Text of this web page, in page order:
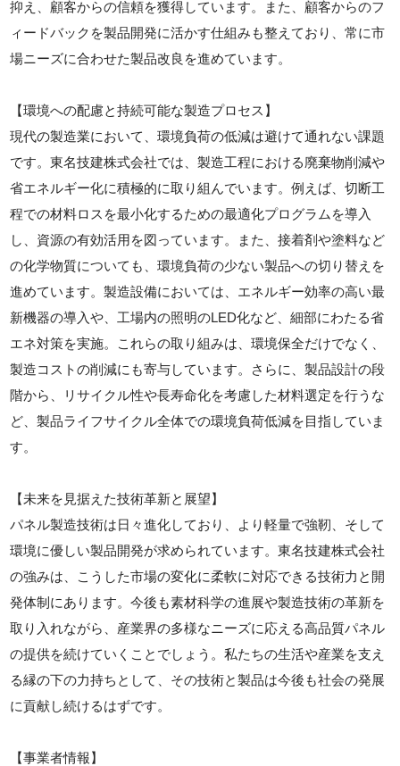
抑え、顧客からの信頼を獲得しています。また、顧客からのフ
ィードバックを製品開発に活かす仕組みも整えており、常に市
場ニーズに合わせた製品改良を進めています。
【環境への配慮と持続可能な製造プロセス】
現代の製造業において、環境負荷の低減は避けて通れない課題
です。東名技建株式会社では、製造工程における廃棄物削減や
省エネルギー化に積極的に取り組んでいます。例えば、切断工
程での材料ロスを最小化するための最適化プログラムを導入
し、資源の有効活用を図っています。また、接着剤や塗料など
の化学物質についても、環境負荷の少ない製品への切り替えを
進めています。製造設備においては、エネルギー効率の高い最
新機器の導入や、工場内の照明のLED化など、細部にわたる省
エネ対策を実施。これらの取り組みは、環境保全だけでなく、
製造コストの削減にも寄与しています。さらに、製品設計の段
階から、リサイクル性や長寿命化を考慮した材料選定を行うな
ど、製品ライフサイクル全体での環境負荷低減を目指していま
す。
【未来を見据えた技術革新と展望】
パネル製造技術は日々進化しており、より軽量で強靭、そして
環境に優しい製品開発が求められています。東名技建株式会社
の強みは、こうした市場の変化に柔軟に対応できる技術力と開
発体制にあります。今後も素材科学の進展や製造技術の革新を
取り入れながら、産業界の多様なニーズに応える高品質パネル
の提供を続けていくことでしょう。私たちの生活や産業を支え
る縁の下の力持ちとして、その技術と製品は今後も社会の発展
に貢献し続けるはずです。
【事業者情報】